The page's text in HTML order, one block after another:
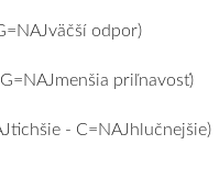
odpor)
priľnavosť)
- C=NAJhlučnejšie)